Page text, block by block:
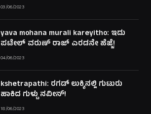
03/06/2023
yava mohana murali kareyitho: ಇದು
ಪಟೇಲ್ ವರುಣ್ ರಾಜ್ ಎರಡನೇ ಹೆಜ್ಜೆ!
04/06/2023
kshetrapathi: ರಗಡ್ ಲುಕ್ಕಿನಲ್ಲಿ ಗುಟುರು
ಹಾಕಿದ ಗುಳ್ಟು ನವೀನ್!
18/06/2023